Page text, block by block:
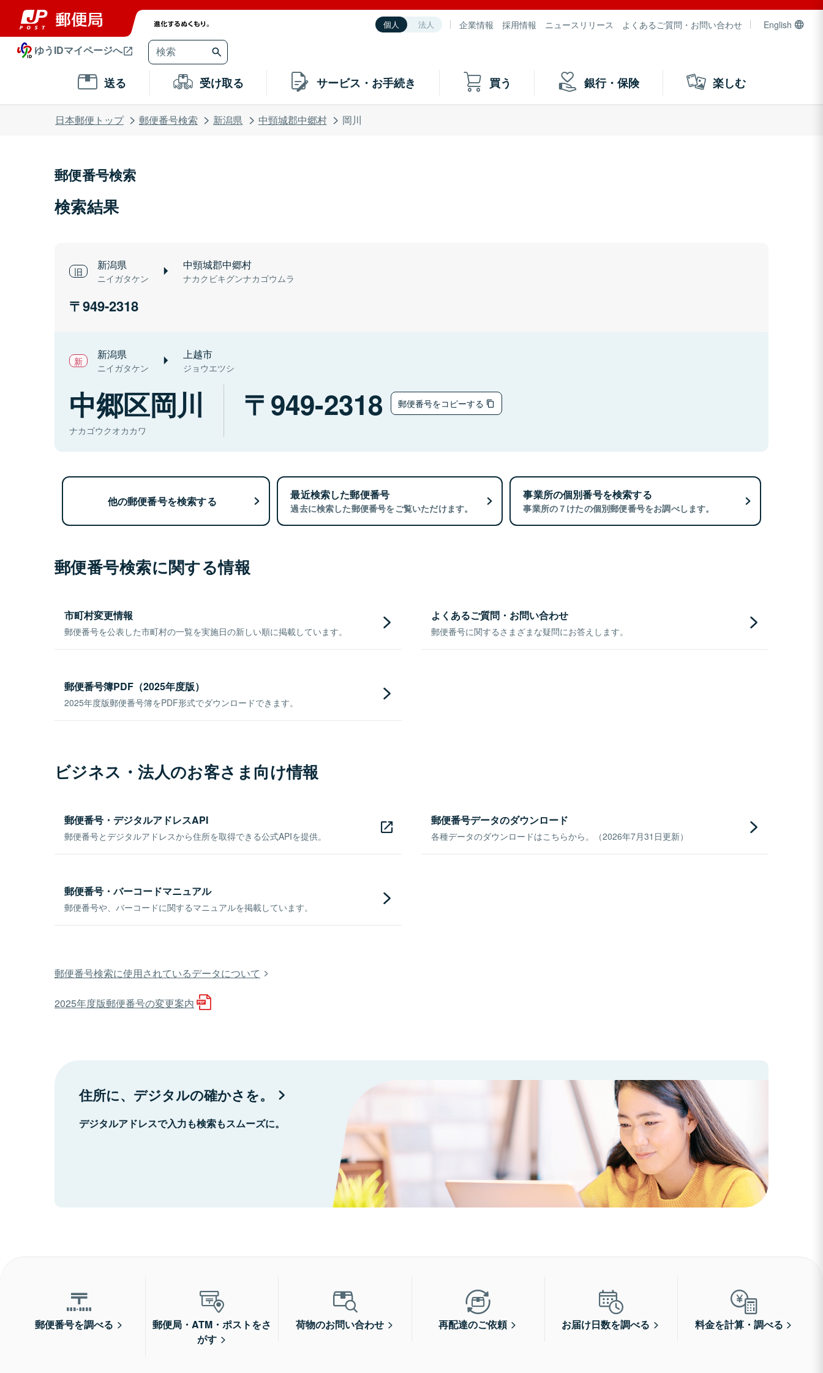
個人 法人 企業情報 採用情報 ニュースリリース よくあるご質問・お問い合わせ English
ゆうIDマイページへ
送る 受け取る サービス・お手続き 買う 銀行・保険 楽しむ
日本郵便トップ 郵便番号検索 新潟県 中頸城郡中郷村 岡川
郵便番号検索
検索結果
新潟県
ニイガタケン
中頸城郡中郷村
ナカクビキグンナカゴウムラ
949-2318
新潟県
ニイガタケン
上越市
ジョウエツシ
中郷区岡川
ナカゴウクオカカワ
949-2318 郵便番号をコピーする
他の郵便番号を検索する 最近検索した郵便番号
過去に検索した郵便番号をご覧いただけます。
事業所の個別番号を検索する
事業所の７けたの個別郵便番号をお調べします。
郵便番号検索に関する情報
市町村変更情報
郵便番号を公表した市町村の一覧を実施日の新しい順に掲載しています。
よくあるご質問・お問い合わせ
郵便番号に関するさまざまな疑問にお答えします。
郵便番号簿PDF（2025年度版）
2025年度版郵便番号簿をPDF形式でダウンロードできます。
ビジネス・法人のお客さま向け情報
郵便番号・デジタルアドレスAPI
郵便番号とデジタルアドレスから住所を取得できる公式APIを提供。
郵便番号データのダウンロード
各種データのダウンロードはこちらから。（2026年7月31日更新）
郵便番号・バーコードマニュアル
郵便番号や、バーコードに関するマニュアルを掲載しています。
郵便番号検索に使用されているデータについて
2025年度版郵便番号の変更案内
住所に、デジタルの確かさを。
デジタルアドレスで入力も検索もスムーズに。
郵便番号を調べる
郵便局・ATM・ポストをさ
がす
荷物のお問い合わせ 再配達のご依頼 お届け日数を調べる 料金を計算・調べる